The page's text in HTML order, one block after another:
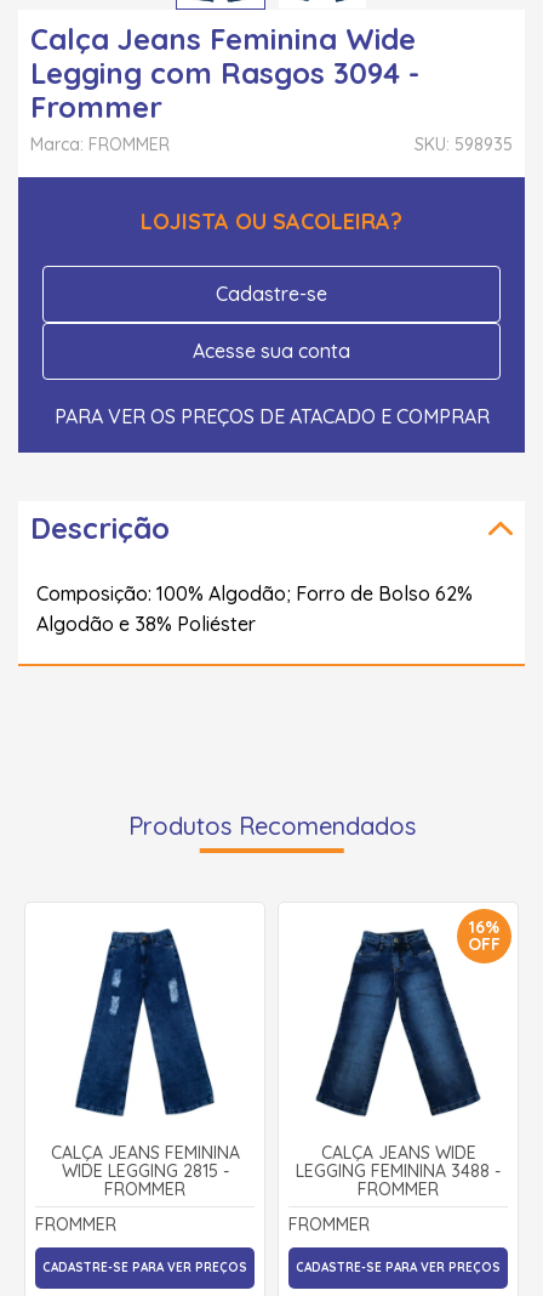
Calça Jeans Feminina Wide
Legging com Rasgos 3094 -
Frommer
SKU: 598935
Marca: FROMMER
LOJISTA OU SACOLEIRA?
Cadastre-se
Acesse sua conta
PARA VER OS PREÇOS DE ATACADO E COMPRAR
Descrição
Composição: 100% Algodão; Forro de Bolso 62%
Algodão e 38% Poliéster
Produtos Recomendados
CALÇA JEANS FEMININA
WIDE LEGGING 2815 -
FROMMER
FROMMER
CADASTRE-SE PARA VER PREÇOS
16%
OFF
CALÇA JEANS WIDE
LEGGING FEMININA 3488 -
FROMMER
FROMMER
CADASTRE-SE PARA VER PREÇOS